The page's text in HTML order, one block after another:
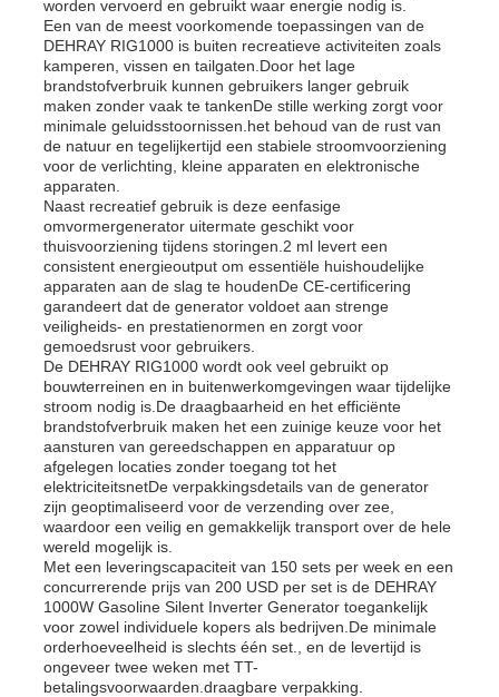
worden vervoerd en gebruikt waar energie nodig is.
Een van de meest voorkomende toepassingen van de
DEHRAY RIG1000 is buiten recreatieve activiteiten zoals
kamperen, vissen en tailgaten.Door het lage
brandstofverbruik kunnen gebruikers langer gebruik
maken zonder vaak te tankenDe stille werking zorgt voor
minimale geluidsstoornissen.het behoud van de rust van
de natuur en tegelijkertijd een stabiele stroomvoorziening
voor de verlichting, kleine apparaten en elektronische
apparaten.
Naast recreatief gebruik is deze eenfasige
omvormergenerator uitermate geschikt voor
thuisvoorziening tijdens storingen.2 ml levert een
consistent energieoutput om essentiële huishoudelijke
apparaten aan de slag te houdenDe CE-certificering
garandeert dat de generator voldoet aan strenge
veiligheids- en prestatienormen en zorgt voor
gemoedsrust voor gebruikers.
De DEHRAY RIG1000 wordt ook veel gebruikt op
bouwterreinen en in buitenwerkomgevingen waar tijdelijke
stroom nodig is.De draagbaarheid en het efficiënte
brandstofverbruik maken het een zuinige keuze voor het
aansturen van gereedschappen en apparatuur op
afgelegen locaties zonder toegang tot het
elektriciteitsnetDe verpakkingsdetails van de generator
zijn geoptimaliseerd voor de verzending over zee,
waardoor een veilig en gemakkelijk transport over de hele
wereld mogelijk is.
Met een leveringscapaciteit van 150 sets per week en een
concurrerende prijs van 200 USD per set is de DEHRAY
1000W Gasoline Silent Inverter Generator toegankelijk
voor zowel individuele kopers als bedrijven.De minimale
orderhoeveelheid is slechts één set., en de levertijd is
ongeveer twee weken met TT-
betalingsvoorwaarden.draagbare verpakking.